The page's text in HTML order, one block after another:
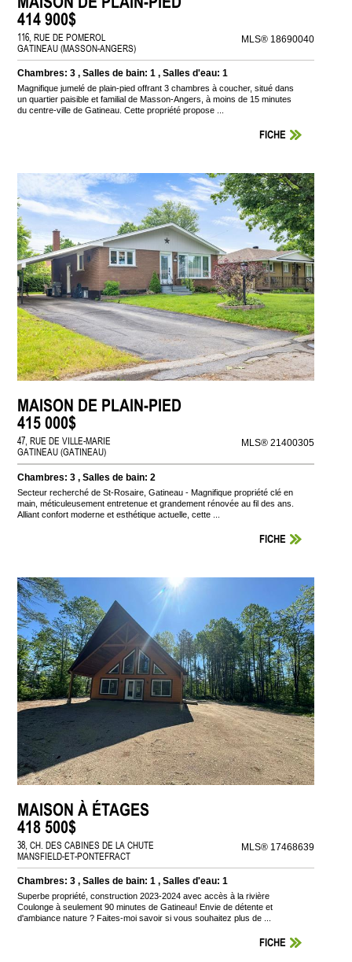
414 900$
116, RUE DE POMEROL
GATINEAU (MASSON-ANGERS)
MLS® 18690040
Chambres: 3 , Salles de bain: 1 , Salles d'eau: 1
Magnifique jumelé de plain-pied offrant 3 chambres à coucher, situé dans
un quartier paisible et familial de Masson-Angers, à moins de 15 minutes
du centre-ville de Gatineau. Cette propriété propose ...
FICHE
MAISON DE PLAIN-PIED
415 000$
47, RUE DE VILLE-MARIE
GATINEAU (GATINEAU)
MLS® 21400305
Chambres: 3 , Salles de bain: 2
Secteur recherché de St-Rosaire, Gatineau - Magnifique propriété clé en
main, méticuleusement entretenue et grandement rénovée au fil des ans.
Alliant confort moderne et esthétique actuelle, cette ...
FICHE
MAISON À ÉTAGES
418 500$
38, CH. DES CABINES DE LA CHUTE
MANSFIELD-ET-PONTEFRACT
MLS® 17468639
Chambres: 3 , Salles de bain: 1 , Salles d'eau: 1
Superbe propriété, construction 2023-2024 avec accès à la rivière
Coulonge à seulement 90 minutes de Gatineau! Envie de détente et
d'ambiance nature ? Faites-moi savoir si vous souhaitez plus de ...
FICHE